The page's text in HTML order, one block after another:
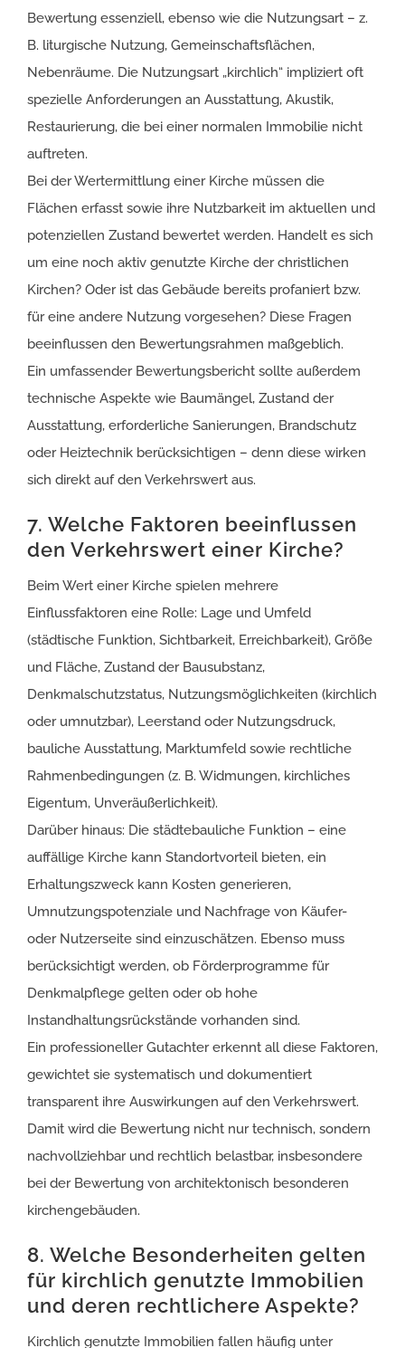
Bewertung essenziell, ebenso wie die Nutzungsart – z.
B. liturgische Nutzung, Gemeinschaftsflächen,
Nebenräume. Die Nutzungsart „kirchlich“ impliziert oft
spezielle Anforderungen an Ausstattung, Akustik,
Restaurierung, die bei einer normalen Immobilie nicht
auftreten.
Bei der Wertermittlung einer Kirche müssen die
Flächen erfasst sowie ihre Nutzbarkeit im aktuellen und
potenziellen Zustand bewertet werden. Handelt es sich
um eine noch aktiv genutzte Kirche der christlichen
Kirchen? Oder ist das Gebäude bereits profaniert bzw.
für eine andere Nutzung vorgesehen? Diese Fragen
beeinflussen den Bewertungsrahmen maßgeblich.
Ein umfassender Bewertungsbericht sollte außerdem
technische Aspekte wie Baumängel, Zustand der
Ausstattung, erforderliche Sanierungen, Brandschutz
oder Heiztechnik berücksichtigen – denn diese wirken
sich direkt auf den Verkehrswert aus.
7. Welche Faktoren beeinflussen
den Verkehrswert einer Kirche?
Beim Wert einer Kirche spielen mehrere
Einflussfaktoren eine Rolle: Lage und Umfeld
(städtische Funktion, Sichtbarkeit, Erreichbarkeit), Größe
und Fläche, Zustand der Bausubstanz,
Denkmalschutzstatus, Nutzungsmöglichkeiten (kirchlich
oder umnutzbar), Leerstand oder Nutzungsdruck,
bauliche Ausstattung, Marktumfeld sowie rechtliche
Rahmenbedingungen (z. B. Widmungen, kirchliches
Eigentum, Unveräußerlichkeit).
Darüber hinaus: Die städtebauliche Funktion – eine
auffällige Kirche kann Standortvorteil bieten, ein
Erhaltungszweck kann Kosten generieren,
Umnutzungspotenziale und Nachfrage von Käufer-
oder Nutzerseite sind einzuschätzen. Ebenso muss
berücksichtigt werden, ob Förderprogramme für
Denkmalpflege gelten oder ob hohe
Instandhaltungsrückstände vorhanden sind.
Ein professioneller Gutachter erkennt all diese Faktoren,
gewichtet sie systematisch und dokumentiert
transparent ihre Auswirkungen auf den Verkehrswert.
Damit wird die Bewertung nicht nur technisch, sondern
nachvollziehbar und rechtlich belastbar, insbesondere
bei der Bewertung von architektonisch besonderen
kirchengebäuden.
8. Welche Besonderheiten gelten
für kirchlich genutzte Immobilien
und deren rechtlichere Aspekte?
Kirchlich genutzte Immobilien fallen häufig unter